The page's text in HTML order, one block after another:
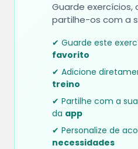
Guarde exercícios,
partilhe-os com a
✔ Guarde este
favorito
✔ Adicione
treino
✔ Partilhe com a
da app
✔ Personalize de
necessidades